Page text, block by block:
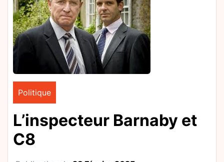
Politique
L’inspecteur Barnaby et
C8